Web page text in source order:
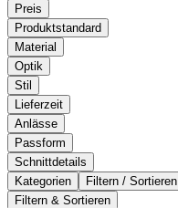
Preis
Produktstandard
Material
Optik
Stil
Lieferzeit
Anlässe
Passform
Schnittdetails
Kategorien
Filtern / Sortieren
Filtern & Sortieren